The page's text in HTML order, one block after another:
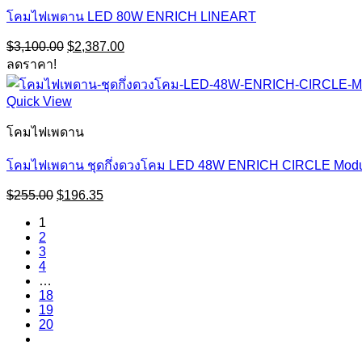
โคมไฟเพดาน LED 80W ENRICH LINEART
$3,100.00 Original
$3,100.00.
$2,387.00Current
is:
$2,387.00.
ลดราคา!
Quick View
โคมไฟเพดาน
โคมไฟเพดาน ชุดกึ่งดวงโคม LED 48W ENRICH CIRCLE
$255.00 Original
$196.35Current
1
2
3
4
…
18
19
20